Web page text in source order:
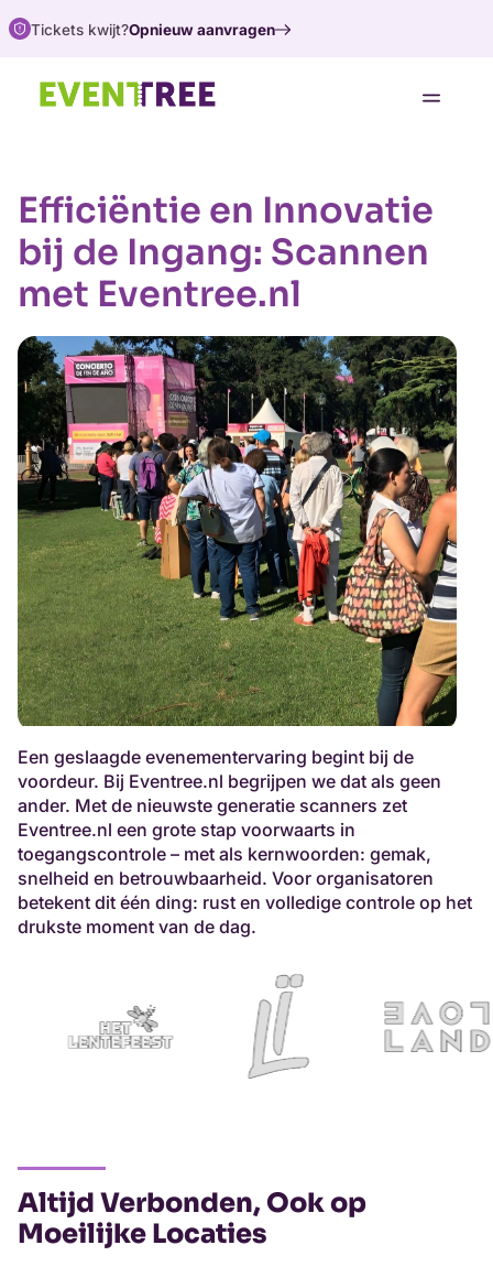
Tickets kwijt?Opnieuw aanvragen
Over ons
Koop tickets
Efficiëntie en Innovatie
bij de Ingang: Scannen
met Eventree.nl
Een geslaagde evenementervaring begint bij de
voordeur. Bij Eventree.nl begrijpen we dat als geen
ander. Met de nieuwste generatie scanners zet
Eventree.nl een grote stap voorwaarts in
toegangscontrole – met als kernwoorden: gemak,
snelheid en betrouwbaarheid. Voor organisatoren
betekent dit één ding: rust en volledige controle op het
drukste moment van de dag.
Altijd Verbonden, Ook op
Moeilijke Locaties